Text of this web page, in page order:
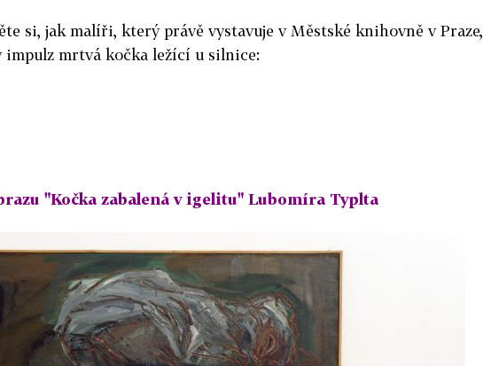
si, jak malíři, který právě vystavuje v Městské knihovně v Praze,
impulz mrtvá kočka ležící u silnice:
"Kočka zabalená v igelitu" Lubomíra Typlta